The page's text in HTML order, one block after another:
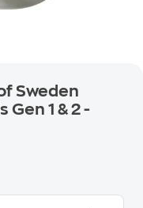
Sweden
Gen 1 & 2 -